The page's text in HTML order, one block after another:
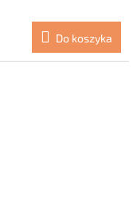
Do koszyka